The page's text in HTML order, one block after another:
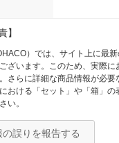
】
）では、サイト上に最
ざいます。このため、実際
さらに詳細な商品情報が必要
おける「セット」や「箱」
い。
誤りを報告する